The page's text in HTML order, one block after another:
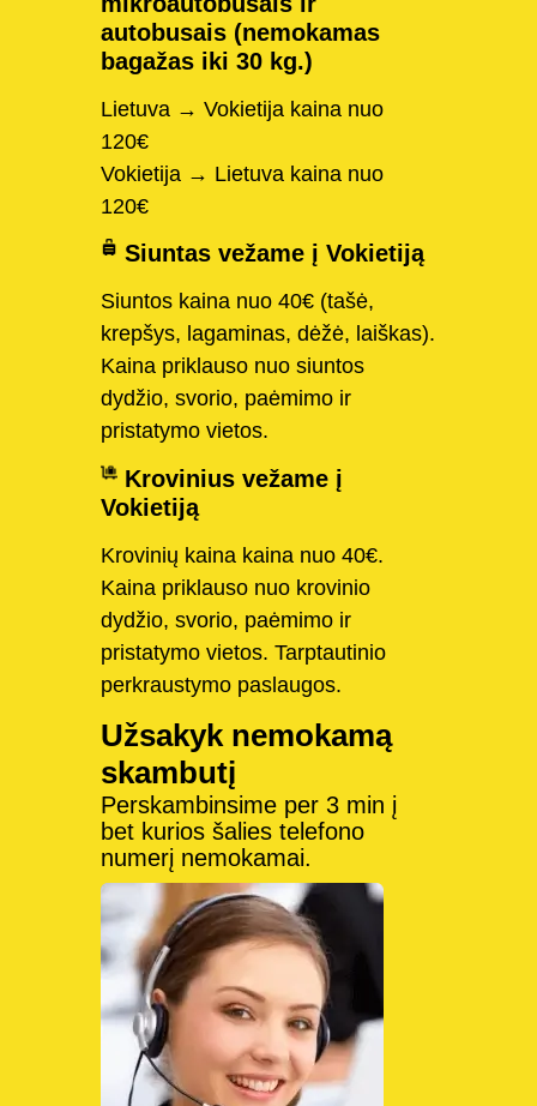
autobusais (nemokamas
bagažas iki 30 kg.)
Lietuva → Vokietija kaina nuo
120€
Vokietija → Lietuva kaina nuo
120€
Siuntas vežame į Vokietiją
Siuntos kaina nuo 40€ (tašė,
krepšys, lagaminas, dėžė, laiškas).
Kaina priklauso nuo siuntos
dydžio, svorio, paėmimo ir
pristatymo vietos.
Krovinius vežame į
Vokietiją
Krovinių kaina kaina nuo 40€.
Kaina priklauso nuo krovinio
dydžio, svorio, paėmimo ir
pristatymo vietos. Tarptautinio
perkraustymo paslaugos.
Užsakyk nemokamą
skambutį
Perskambinsime per 3 min į
bet kurios šalies telefono
numerį nemokamai.